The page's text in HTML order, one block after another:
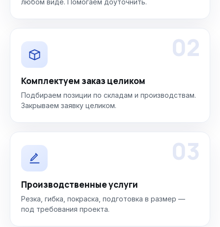
любом виде. Помогаем доуточнить.
02
Комплектуем заказ целиком
Подбираем позиции по складам и производствам.
Закрываем заявку целиком.
03
Производственные услуги
Резка, гибка, покраска, подготовка в размер —
под требования проекта.